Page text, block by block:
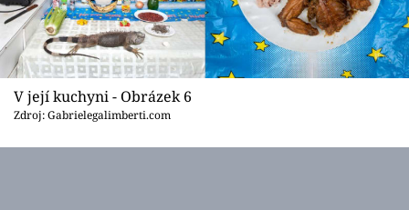
V její kuchyni - Obrázek 6
Zdroj: Gabrielegalimberti.com